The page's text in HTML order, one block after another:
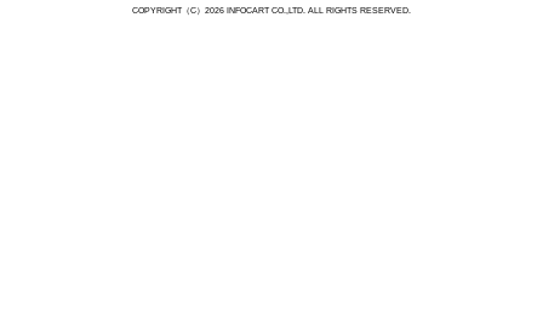
COPYRIGHT（C）2026 INFOCART CO.,LTD. ALL RIGHTS RESERVED.